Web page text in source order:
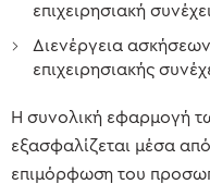
επιχειρησιακή
Διενέργεια
επιχειρησιακής
Η συνολική εφαρμογή
εξασφαλίζεται μέσα
επιμόρφωση του